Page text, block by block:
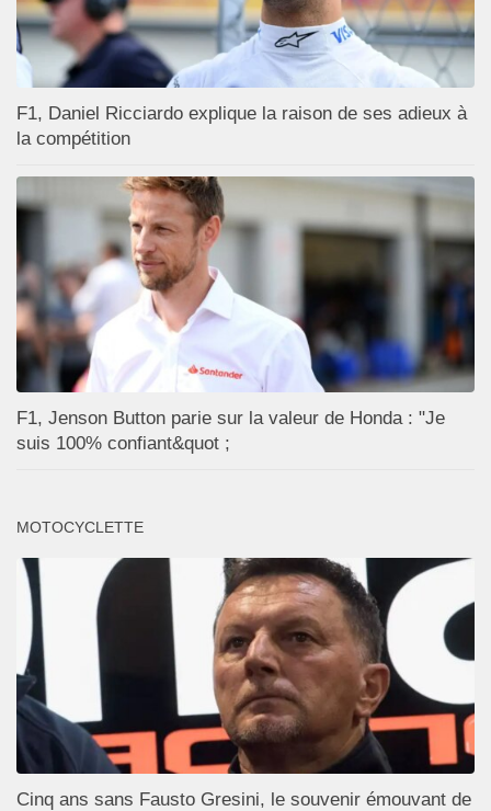
F1, Daniel Ricciardo explique la raison de ses adieux à
la compétition
F1, Jenson Button parie sur la valeur de Honda : "Je
suis 100% confiant&quot ;
MOTOCYCLETTE
Cinq ans sans Fausto Gresini, le souvenir émouvant de